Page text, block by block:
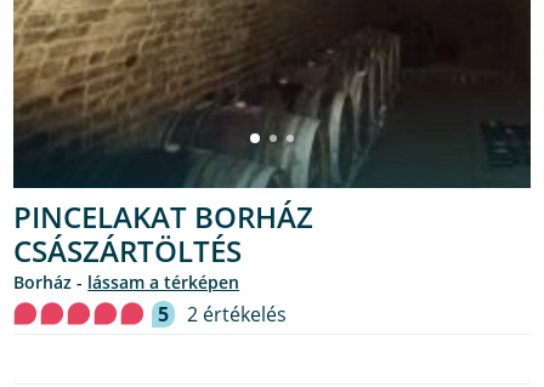
PINCELAKAT BORHÁZ
CSÁSZÁRTÖLTÉS
borház - lássam a térképen
5 2 értékelés